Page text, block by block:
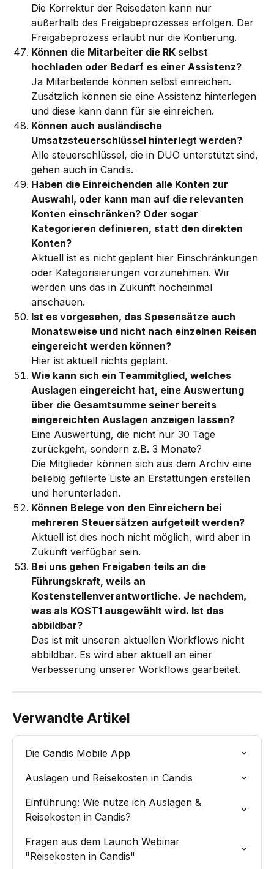
Die Korrektur der Reisedaten kann nur
außerhalb des Freigabeprozesses erfolgen. Der
Freigabeprozess erlaubt nur die Kontierung.
Können die Mitarbeiter die RK selbst
hochladen oder Bedarf es einer Assistenz?
Ja Mitarbeitende können selbst einreichen.
Zusätzlich können sie eine Assistenz hinterlegen
und diese kann dann für sie einreichen.
Können auch ausländische
Umsatzsteuerschlüssel hinterlegt werden?
Alle steuerschlüssel, die in DUO unterstützt sind,
gehen auch in Candis.
Haben die Einreichenden alle Konten zur
Auswahl, oder kann man auf die relevanten
Konten einschränken? Oder sogar
Kategorieren definieren, statt den direkten
Konten?
Aktuell ist es nicht geplant hier Einschränkungen
oder Kategorisierungen vorzunehmen. Wir
werden uns das in Zukunft nocheinmal
anschauen.
Ist es vorgesehen, das Spesensätze auch
Monatsweise und nicht nach einzelnen Reisen
eingereicht werden können?
Hier ist aktuell nichts geplant.
Wie kann sich ein Teammitglied, welches
Auslagen eingereicht hat, eine Auswertung
über die Gesamtsumme seiner bereits
eingereichten Auslagen anzeigen lassen?
Eine Auswertung, die nicht nur 30 Tage
zurückgeht, sondern z.B. 3 Monate?
Die Mitglieder können sich aus dem Archiv eine
beliebig gefilerte Liste an Erstattungen erstellen
und herunterladen.
Können Belege von den Einreichern bei
mehreren Steuersätzen aufgeteilt werden?
Aktuell ist dies noch nicht möglich, wird aber in
Zukunft verfügbar sein.
Bei uns gehen Freigaben teils an die
Führungskraft, weils an
Kostenstellenverantwortliche. Je nachdem,
was als KOST1 ausgewählt wird. Ist das
abbildbar?
Das ist mit unseren aktuellen Workflows nicht
abbildbar. Es wird aber aktuell an einer
Verbesserung unserer Workflows gearbeitet.
Verwandte Artikel
Die Candis Mobile App
Auslagen und Reisekosten in Candis
Einführung: Wie nutze ich Auslagen &
Reisekosten in Candis?
Fragen aus dem Launch Webinar
"Reisekosten in Candis"